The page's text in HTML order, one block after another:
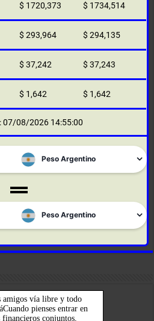
$ 1720,373 $ 1734,514
$ 293,964 $ 294,135
$ 37,242 $ 37,243
$ 1,642 $ 1,642
07/08/2026 14:55:00